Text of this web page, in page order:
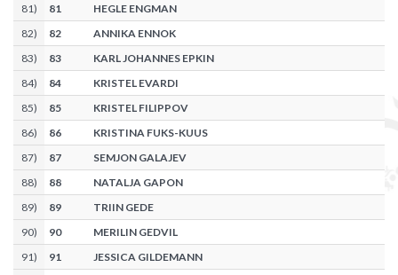
81) 81
HEGLE ENGMAN
82) 82
ANNIKA ENNOK
83) 83
KARL JOHANNES EPKIN
84) 84
KRISTEL EVARDI
85) 85
KRISTEL FILIPPOV
86) 86
KRISTINA FUKS-KUUS
87) 87
SEMJON GALAJEV
88) 88
NATALJA GAPON
89) 89
TRIIN GEDE
90) 90
MERILIN GEDVIL
91) 91 JESSICA GILDEMANN